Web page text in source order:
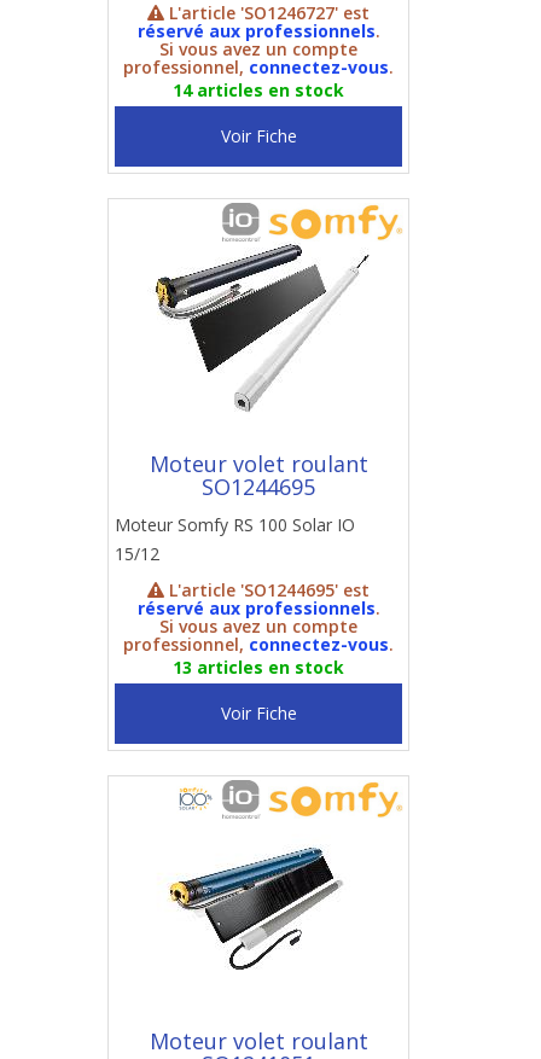
L'article 'SO1246727' est
réservé aux professionnels.
Si vous avez un compte
professionnel, connectez-vous.
14 articles en stock
Voir Fiche
Moteur volet roulant
SO1244695
Moteur Somfy RS 100 Solar IO
15/12
L'article 'SO1244695' est
réservé aux professionnels.
Si vous avez un compte
professionnel, connectez-vous.
13 articles en stock
Voir Fiche
Moteur volet roulant